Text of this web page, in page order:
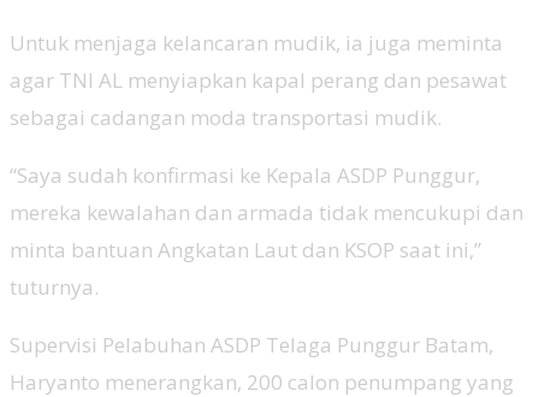
Untuk menjaga kelancaran mudik, ia juga meminta
agar TNI AL menyiapkan kapal perang dan pesawat
sebagai cadangan moda transportasi mudik.
“Saya sudah konfirmasi ke Kepala ASDP Punggur,
mereka kewalahan dan armada tidak mencukupi dan
minta bantuan Angkatan Laut dan KSOP saat ini,”
tuturnya.
Supervisi Pelabuhan ASDP Telaga Punggur Batam,
Haryanto menerangkan, 200 calon penumpang yang